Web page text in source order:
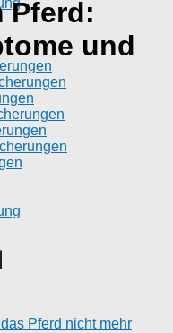
Pferd:
und
Pferd nicht mehr